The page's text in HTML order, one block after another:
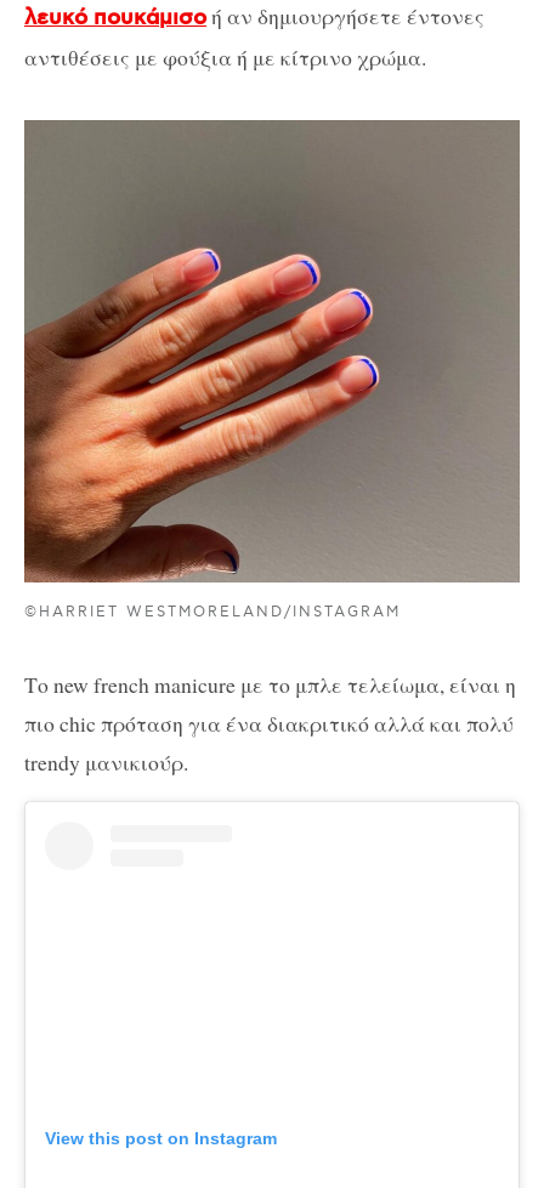
λευκό πουκάμισοή αν δημιουργήσετε έντονες
αντιθέσεις με φούξια ή με κίτρινο χρώμα.
©HARRIET WESTMORELAND/INSTAGRAM
Το new french manicure με το μπλε τελείωμα, είναι η
πιο chic πρόταση για ένα διακριτικό αλλά και πολύ
trendy μανικιούρ.
View this post on Instagram